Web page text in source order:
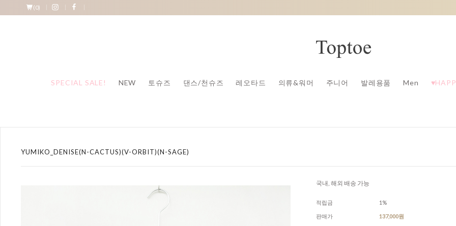
(0)
SPECIAL SALE! NEW 토슈즈 댄스/천슈즈 레오타드 의류&워머 주니어 발레용품 Men
YUMIKO_DENISE(N-CACTUS)(V-ORBIT)(N-SAGE)
국내, 해외 배송 가능
적립금 1%
판매가 137,000원